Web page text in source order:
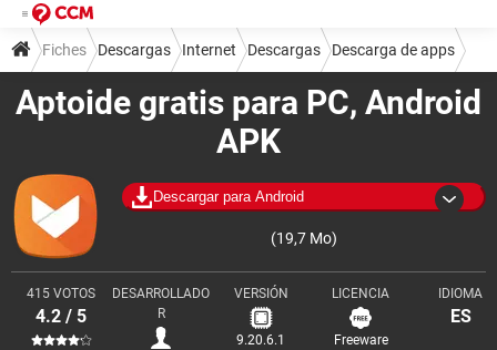
Aptoide gratis para PC, Android
APK
Descargar para Android
(19,7 Mo)
415 VOTOS
4.2 / 5
DESARROLLADO
R
VERSIÓN
9.20.6.1
LICENCIA
Freeware
IDIOMA
ES
Fiches Descargas Internet Descargas Descarga de apps